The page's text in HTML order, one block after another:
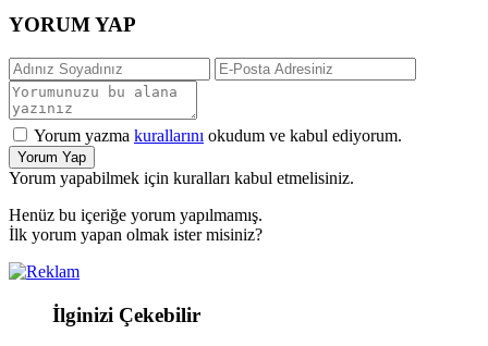
YORUM YAP
Yorum yazma kurallarını okudum ve kabul ediyorum.
Yorum Yap
Yorum yapabilmek için kuralları kabul etmelisiniz.
Henüz bu içeriğe yorum yapılmamış.
İlk yorum yapan olmak ister misiniz?
İlginizi Çekebilir